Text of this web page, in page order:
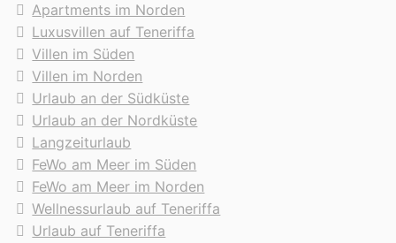
Die Unterkunft war schön und entsprach meiner
Erwartung
Die Unterkunft war gut und korrekt beschrieben
Ja, ich würde wieder über Teneriffa Ferienhaus
buchen
Karin aus Menzingen / Schweiz schreibt am
07.03.2017
Sauberes, einfach eingerichtetes Haus mit
freundlichen Nachbarn. Sehr ruhig gelegen (ausser
natürlich Wellenrauschen)
Apartments im Norden
Luxusvillen auf Teneriffa
Villen im Süden
Villen im Norden
Urlaub an der Südküste
Urlaub an der Nordküste
Langzeiturlaub
FeWo am Meer im Süden
FeWo am Meer im Norden
Wellnessurlaub auf Teneriffa
Urlaub auf Teneriffa